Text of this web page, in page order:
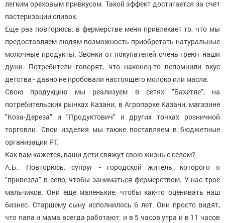
легким ореховым привкусом. Такой эффект достигается за счет
пастеризации сливок.
Еще раз повторюсь: в фермерстве меня привлекает то, что мы
предоставляем людям возможность приобретать натуральные
молочные продукты. Звонки от покупателей очень греют наши
души. Потребители говорят, что наконец-то вспомнили вкус
детства - давно не пробовали настоящего молоко или масла.
Свою продукцию мы реализуем в сетях "Бахетле", на
потребительских рынках Казани, в Агропарке Казани, магазине
"Коза-Дереза" и "Продуктович" и других точках розничной
торговли. Свои изделия мы также поставляем в бюджетные
организации РТ.
Как вам кажется, ваши дети свяжут свою жизнь с селом?
А.Б.: Повторюсь, супруг - городской житель, которого я
"привезла" в село, чтобы заниматься фермерством. У нас трое
мальчиков. Они еще маленькие, чтобы как-то оценивать наш
бизнес. Старшему сыну исполнилось 6 лет. Они просто видят,
что папа и мама всегда работают: и в 5 часов утра и в 11 часов